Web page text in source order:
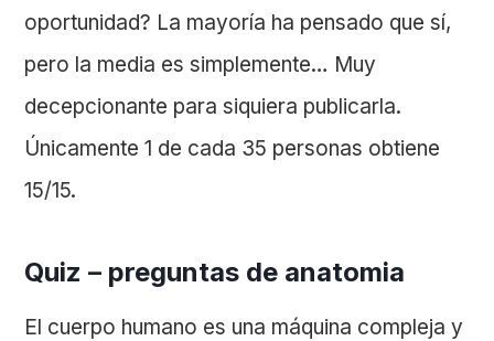
oportunidad? La mayoría ha pensado que sí,
pero la media es simplemente… Muy
decepcionante para siquiera publicarla.
Únicamente 1 de cada 35 personas obtiene
15/15.
Quiz – preguntas de anatomia
El cuerpo humano es una máquina compleja y